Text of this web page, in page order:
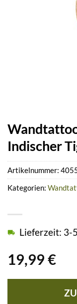
Indischer
19,99 €
Lieferzeit: 3-
Artikelnummer:
Kategorien: